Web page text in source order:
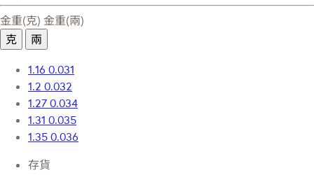
金重(克) 金重(兩)
克
兩
1.16 0.031
1.2 0.032
1.27 0.034
1.31 0.035
1.35 0.036
存貨